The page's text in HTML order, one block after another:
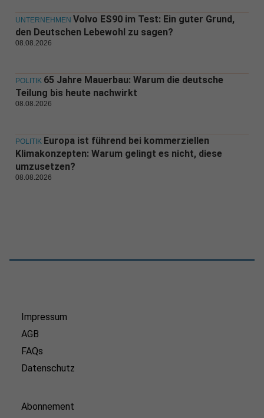
UNTERNEHMEN Volvo ES90 im Test: Ein guter Grund,
den Deutschen Lebewohl zu sagen?
08.08.2026
POLITIK 65 Jahre Mauerbau: Warum die deutsche
Teilung bis heute nachwirkt
08.08.2026
POLITIK Europa ist führend bei kommerziellen
Klimakonzepten: Warum gelingt es nicht, diese
umzusetzen?
08.08.2026
Impressum
AGB
FAQs
Datenschutz
Abonnement